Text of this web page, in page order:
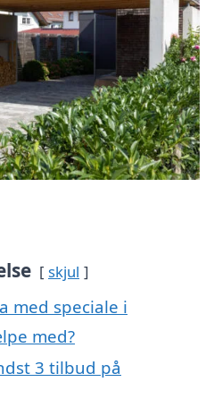
skjul
med speciale i
med?
3 tilbud på